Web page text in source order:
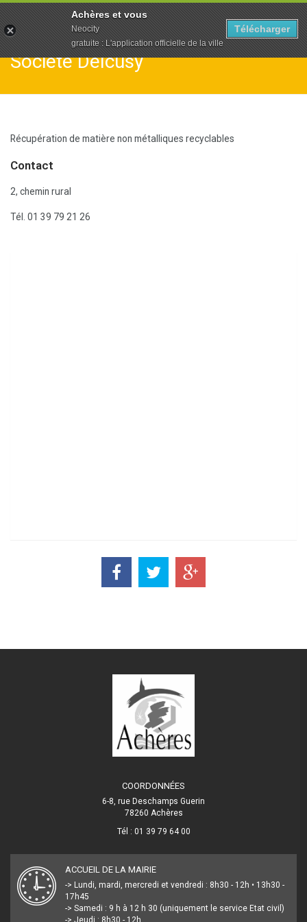
Société Delcusy
Récupération de matière non métalliques recyclables
Contact
2, chemin rural
Tél. 01 39 79 21 26
COORDONNÉES
6-8, rue Deschamps Guerin
78260 Achères
Tél : 01 39 79 64 00
ACCUEIL DE LA MAIRIE
-> Lundi, mardi, mercredi et vendredi : 8h30 - 12h • 13h30 -
17h45
-> Samedi : 9 h à 12 h 30 (uniquement le service Etat civil)
Achères et vous
Neocity
gratuite : L'application officielle de la ville
Télécharger